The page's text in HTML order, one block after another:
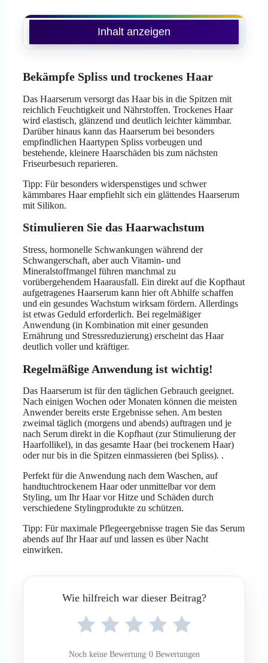
Inhalt anzeigen
Bekämpfe Spliss und trockenes Haar
Das Haarserum versorgt das Haar bis in die Spitzen mit
reichlich Feuchtigkeit und Nährstoffen. Trockenes Haar
wird elastisch, glänzend und deutlich leichter kämmbar.
Darüber hinaus kann das Haarserum bei besonders
empfindlichen Haartypen Spliss vorbeugen und
bestehende, kleinere Haarschäden bis zum nächsten
Friseurbesuch reparieren.
Tipp: Für besonders widerspenstiges und schwer
kämmbares Haar empfiehlt sich ein glättendes Haarserum
mit Silikon.
Stimulieren Sie das Haarwachstum
Stress, hormonelle Schwankungen während der
Schwangerschaft, aber auch Vitamin- und
Mineralstoffmangel führen manchmal zu
vorübergehendem Haarausfall. Ein direkt auf die Kopfhaut
aufgetragenes Haarserum kann hier oft Abhilfe schaffen
und ein gesundes Wachstum wirksam fördern. Allerdings
ist etwas Geduld erforderlich. Bei regelmäßiger
Anwendung (in Kombination mit einer gesunden
Ernährung und Stressreduzierung) erscheint das Haar
deutlich voller und kräftiger.
Regelmäßige Anwendung ist wichtig!
Das Haarserum ist für den täglichen Gebrauch geeignet.
Nach einigen Wochen oder Monaten können die meisten
Anwender bereits erste Ergebnisse sehen. Am besten
zweimal täglich (morgens und abends) auftragen und je
nach Serum direkt in die Kopfhaut (zur Stimulierung der
Haarfollikel), in das gesamte Haar (bei trockenem Haar)
oder nur bis in die Spitzen einmassieren (bei Spliss). .
Perfekt für die Anwendung nach dem Waschen, auf
handtuchtrockenem Haar oder unmittelbar vor dem
Styling, um Ihr Haar vor Hitze und Schäden durch
verschiedene Stylingprodukte zu schützen.
Tipp: Für maximale Pflegeergebnisse tragen Sie das Serum
abends auf Ihr Haar auf und lassen es über Nacht
einwirken.
Wie hilfreich war dieser Beitrag?
Noch keine Bewertung·0 Bewertungen